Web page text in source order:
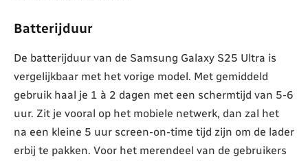
Batterijduur
De batterijduur van de Samsung Galaxy S25 Ultra is
vergelijkbaar met het vorige model. Met gemiddeld
gebruik haal je 1 à 2 dagen met een schermtijd van 5-6
uur. Zit je vooral op het mobiele netwerk, dan zal het
na een kleine 5 uur screen-on-time tijd zijn om de lader
erbij te pakken. Voor het merendeel van de gebruikers